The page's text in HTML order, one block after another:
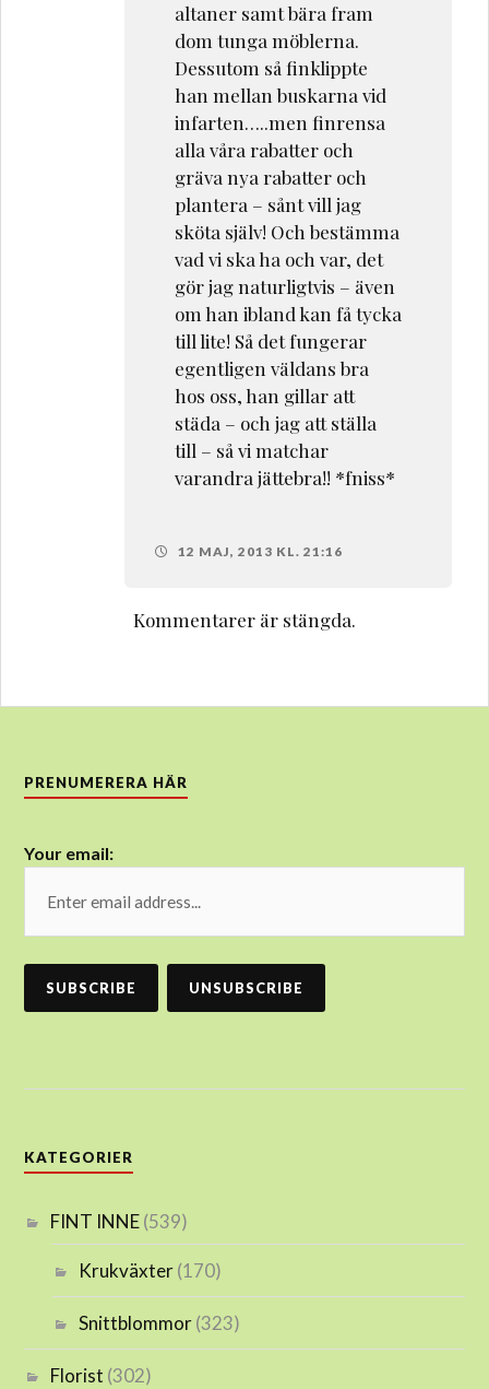
altaner samt bära fram
dom tunga möblerna.
Dessutom så finklippte
han mellan buskarna vid
infarten…..men finrensa
alla våra rabatter och
gräva nya rabatter och
plantera – sånt vill jag
sköta själv! Och bestämma
vad vi ska ha och var, det
gör jag naturligtvis – även
om han ibland kan få tycka
till lite! Så det fungerar
egentligen väldans bra
hos oss, han gillar att
städa – och jag att ställa
till – så vi matchar
varandra jättebra!! *fniss*
12 MAJ, 2013 KL. 21:16
Kommentarer är stängda.
PRENUMERERA HÄR
Your email:
KATEGORIER
FINT INNE(539)
Krukväxter(170)
Snittblommor(323)
Florist (302)